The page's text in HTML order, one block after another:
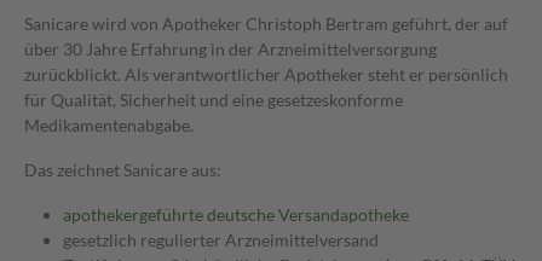
Sanicare wird von Apotheker Christoph Bertram geführt, der auf
über 30 Jahre Erfahrung in der Arzneimittelversorgung
zurückblickt. Als verantwortlicher Apotheker steht er persönlich
für Qualität, Sicherheit und eine gesetzeskonforme
Medikamentenabgabe.
Das zeichnet Sanicare aus:
apothekergeführte deutsche Versandapotheke
gesetzlich regulierter Arzneimittelversand